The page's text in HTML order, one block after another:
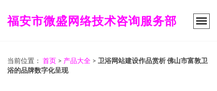
福安市微盛网络技术咨询服务部
当前位置： 首页 > 产品大全 > 卫浴网站建设作品赏析 佛山市富敦卫
浴的品牌数字化呈现